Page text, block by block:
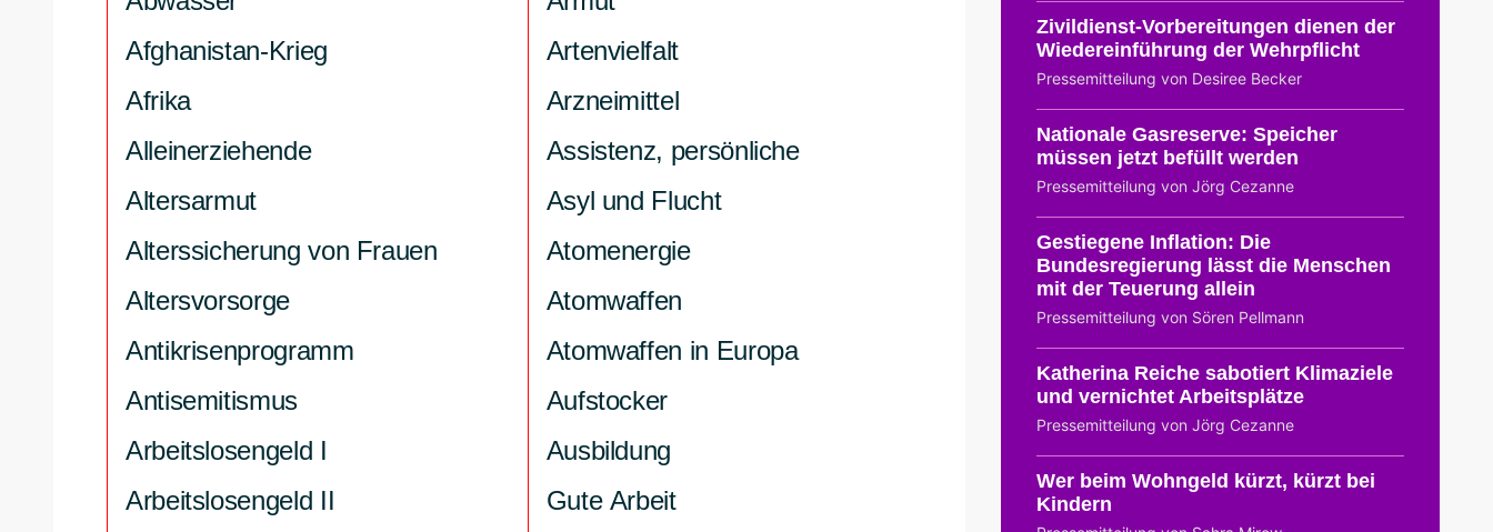
Afghanistan-Krieg
Afrika
Alleinerziehende
Altersarmut
Alterssicherung von Frauen
Altersvorsorge
Antikrisenprogramm
Antisemitismus
Arbeitslosengeld I
Arbeitslosengeld II
Artenvielfalt
Arzneimittel
Assistenz, persönliche
Asyl und Flucht
Atomenergie
Atomwaffen
Atomwaffen in Europa
Aufstocker
Ausbildung
Gute Arbeit
Zivildienst-Vorbereitungen dienen der
Wiedereinführung der Wehrpflicht
Pressemitteilung von Desiree Becker
Nationale Gasreserve: Speicher
müssen jetzt befüllt werden
Pressemitteilung von Jörg Cezanne
Gestiegene Inflation: Die
Bundesregierung lässt die Menschen
mit der Teuerung allein
Pressemitteilung von Sören Pellmann
Katherina Reiche sabotiert Klimaziele
und vernichtet Arbeitsplätze
Pressemitteilung von Jörg Cezanne
Wer beim Wohngeld kürzt, kürzt bei
Kindern